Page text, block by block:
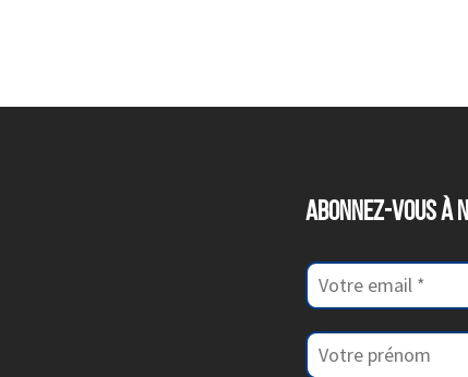
ABONNEZ-VOUS À